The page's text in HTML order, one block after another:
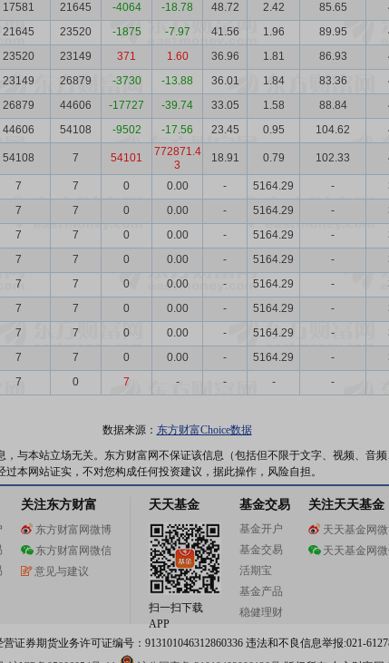
17581 21645 -4064 -18.78 48.72 2.42 85.65
21645 23520 -1875 -7.97 41.56 1.96 89.95
23520 23149 371 1.60 36.96 1.81 86.93
23149 26879 -3730 -13.88 36.01 1.84 83.36
26879 44606 -17727 -39.74 33.05 1.58 88.84
44606 54108 -9502 -17.56 23.45 0.95 104.62
54108 7 54101
772871.4
3
18.91 0.79 102.33
7 7 0 0.00 - 5164.29 -
7 7 0 0.00 - 5164.29 -
7 7 0 0.00 - 5164.29 -
7 7 0 0.00 - 5164.29 -
7 7 0 0.00 - 5164.29 -
7 7 0 0.00 - 5164.29 -
7 7 0 0.00 - 5164.29 -
7 7 0 0.00 - 5164.29 -
7 0 7 - - - -
数据来源： 东方财富Choice数据
与本站立场无关。东方财富网不保证该信息（包括但不限于文字、视频、音
本网站证实，不对您构成任何投资建议，据此操作，风险自担。
关注东方财富
东方财富网微博
东方财富网微信
意见与建议
天天基金
扫一扫下载
APP
基金交易
基金开户
基金交易
活期宝
基金产品
稳健理财
关注天天基金
天天基金网
天天基金网
证券期货业务许可证编号：913101046312860336 违法和不良信息举报:021-